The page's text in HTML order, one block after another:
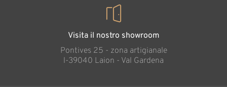
Visita il nostro showroom
Pontives 25 - zona artigianale
l-39040 Laion - Val Gardena